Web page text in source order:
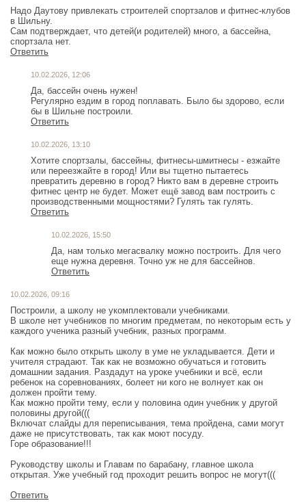
Надо Даутову привлекать строителей спортзалов и фитнес-клубов
в Шильну.
Сам подтверждает, что детей(и родителей) много, а бассейна,
спортзала нет.
Ответить
10.02.2026, 12:06
Да, бассейн очень нужен!
Регулярно ездим в город поплавать. Было бы здорово, если
бы в Шильне построили.
Ответить
10.02.2026, 13:10
Хотите спортзалы, бассейны, фитнесы-шмитнесы - езжайте
или переезжайте в город! Или вы тщетно пытаетесь
превратить деревню в город? Никто вам в деревне строить
фитнес центр не будет. Может ещё завод вам построить с
производственными мощностями? Гулять так гулять.
Ответить
10.02.2026, 15:50
Да, нам только мегасвалку можно построить. Для чего
Ответить
10.02.2026, 09:16
Построили, а школу не укомплектовали учебниками.
В школе нет учебников по многим предметам, по некоторым есть у
каждого ученика разный учебник, разных программ.
Как можно было открыть школу в уме не укладывается. Дети и
учителя страдают. Так как не возможно обучаться и готовить
домашнии задания. Раздадут на уроке учебники и всё, если
ребенок на соревнованиях, болеет ни кого не волнует как он
должен пройти тему.
Как можно пройти тему, если у половина один учебник у другой
половины другой(((
Включат слайды для переписывания, тема пройдена, сами могут
даже не присутствовать, так как моют посуду.
Горе образование!!!
Руководству школы и Главам по барабану, главное школа
открытая. Уже учебный год проходит решить вопрос не могут(((
Ответить